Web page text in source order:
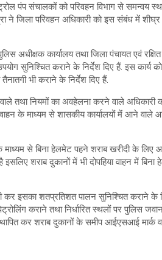
पंप संचालकों को परिवहन विभाग से समन्वय
ने जिला परिवहन अधिकारी को इस संबंध में
कार्यालय तथा जिला पंचायत एवं रक्षित
सुनिश्चित कराने के निर्देश दिए हैं. इस कार्य
भी कराने के निर्देश दिए हैं.
नियमों का अवहेलना करने वाले अधिकारी
के माध्यम से शासकीय कार्यालयों में आने वाले
से बिना हेलमेट पहने शराब खरीदी के लिए
इसलिए शराब दुकानों में भी दोपहिया वाहन में
इसका शतप्रतिशत पालन सुनिश्चित कराने के
कराने तथा निर्धारित स्थलों पर पुलिस
कर शराब दुकानों के समीप आईएसआई